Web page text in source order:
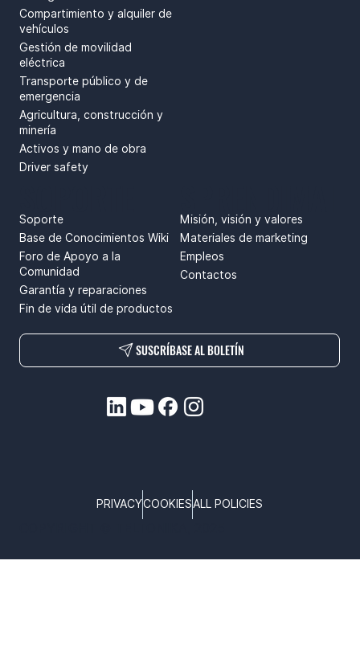
Compartimiento y alquiler de
vehículos
Gestión de movilidad
eléctrica
Transporte público y de
emergencia
Agricultura, construcción y
minería
Activos y mano de obra
Driver safety
Misión, visión y valores
Materiales de marketing
Empleos
Contactos
Soporte
Base de Conocimientos Wiki
Foro de Apoyo a la
Comunidad
Garantía y reparaciones
Fin de vida útil de productos
SUSCRÍBASE AL BOLETÍN
PRIVACYCOOKIESALL POLICIES